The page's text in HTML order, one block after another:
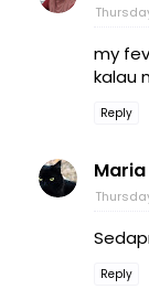
my
kalau
Reply
Reply